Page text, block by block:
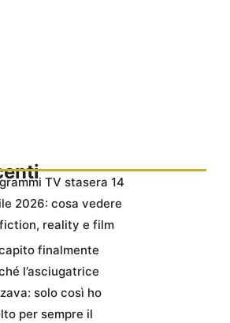
TV stasera 14
2026: cosa vedere
reality e film
finalmente
l’asciugatrice
solo così ho
per sempre il